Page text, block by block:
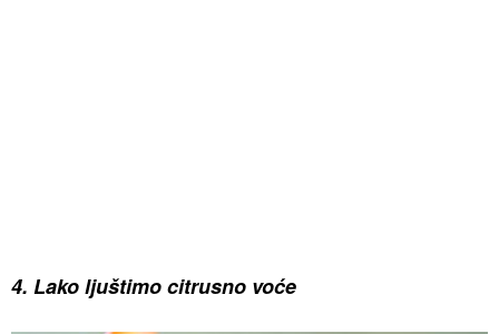
4. Lako ljuštimo citrusno voće